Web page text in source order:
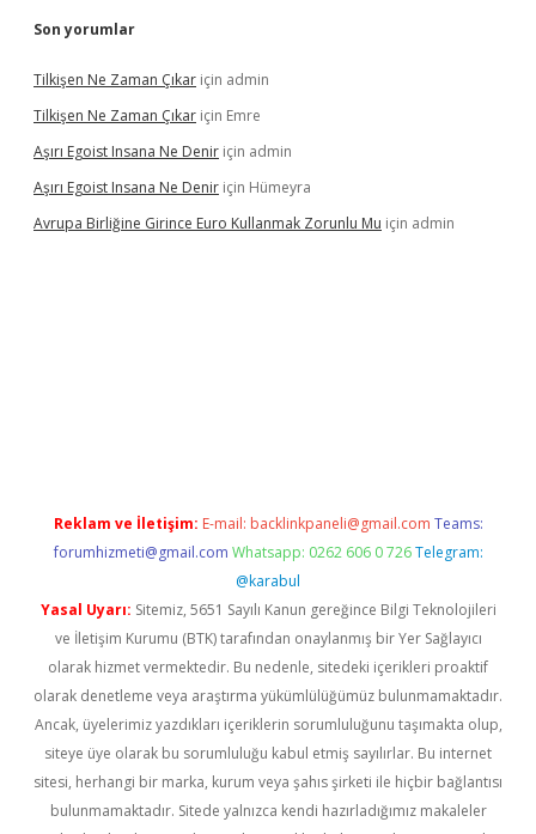
Son yorumlar
Tilkişen Ne Zaman Çıkar için admin
Tilkişen Ne Zaman Çıkar için Emre
Aşırı Egoist Insana Ne Denir için admin
Aşırı Egoist Insana Ne Denir için Hümeyra
Avrupa Birliğine Girince Euro Kullanmak Zorunlu Mu için admin
Reklam ve İletişim: E-mail: backlinkpaneli@gmail.com Teams:
forumhizmeti@gmail.com Whatsapp: 0262 606 0 726 Telegram:
@karabul
Yasal Uyarı: Sitemiz, 5651 Sayılı Kanun gereğince Bilgi Teknolojileri
ve İletişim Kurumu (BTK) tarafından onaylanmış bir Yer Sağlayıcı
olarak hizmet vermektedir. Bu nedenle, sitedeki içerikleri proaktif
olarak denetleme veya araştırma yükümlülüğümüz bulunmamaktadır.
Ancak, üyelerimiz yazdıkları içeriklerin sorumluluğunu taşımakta olup,
siteye üye olarak bu sorumluluğu kabul etmiş sayılırlar. Bu internet
sitesi, herhangi bir marka, kurum veya şahıs şirketi ile hiçbir bağlantısı
bulunmamaktadır. Sitede yalnızca kendi hazırladığımız makaleler